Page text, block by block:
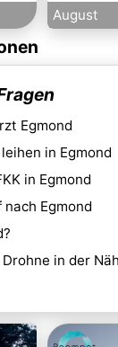
August
Egmond
in Egmond
in Egmond
Egmond
in der